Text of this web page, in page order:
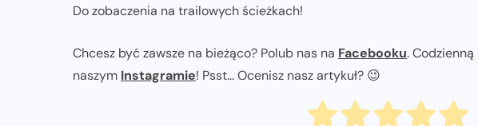
Do zobaczenia na trailowych ścieżkach!
Chcesz być zawsze na bieżąco? Polub nas na Facebooku.
naszym Instagramie! Psst... Ocenisz nasz artykuł? 😉